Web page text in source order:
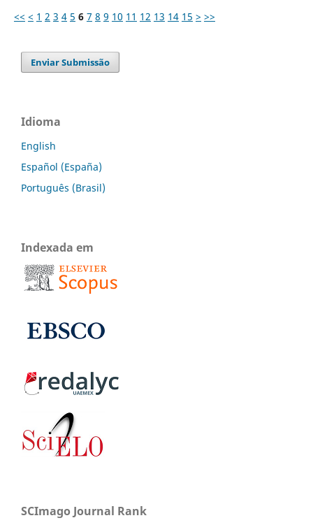
<< < 1 2 3 4 5 6 7 8 9 10 11 12 13 14 15 > >>
Enviar Submissão
Idioma
English
Español (España)
Português (Brasil)
Indexada em
SCImago Journal Rank